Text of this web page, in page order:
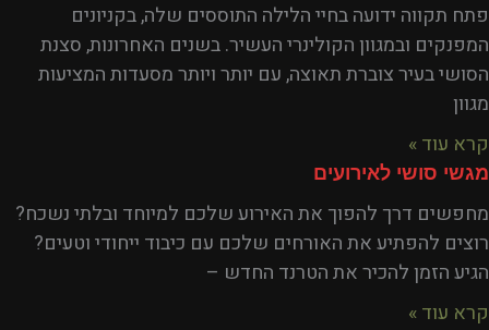
פתח תקווה ידועה בחיי הלילה התוססים שלה, בקניונים
המפנקים ובמגוון הקולינרי העשיר. בשנים האחרונות, סצנת
הסושי בעיר צוברת תאוצה, עם יותר ויותר מסעדות המציעות
מגוון
קרא עוד »
מגשי סושי לאירועים
מחפשים דרך להפוך את האירוע שלכם למיוחד ובלתי נשכח?
רוצים להפתיע את האורחים שלכם עם כיבוד ייחודי וטעים?
הגיע הזמן להכיר את הטרנד החדש –
קרא עוד »